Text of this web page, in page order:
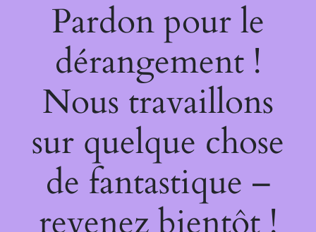
Pardon pour le
dérangement !
Nous travaillons
sur quelque chose
de fantastique –
revenez bientôt !